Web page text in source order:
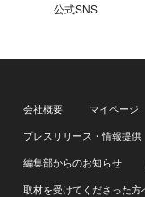
公式SNS
会社概要 マイページ
プレスリリース・情報提供
編集部からのお知らせ
取材を受けてくださった方